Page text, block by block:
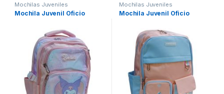
Mochilas Juveniles
Mochila Juvenil Oficio
Mochilas Juveniles
Mochila Juvenil Oficio